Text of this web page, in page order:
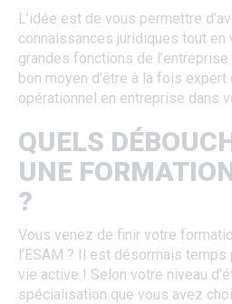
L’idée est de vous permettre
connaissances juridiques tout en
grandes fonctions de
bon moyen d’être à la fois
opérationnel en entreprise dans
QUELS
UNE
?
Vous venez de finir votre
l’ESAM ? Il est désormais temps
vie active ! Selon votre niveau
spécialisation que vous avez